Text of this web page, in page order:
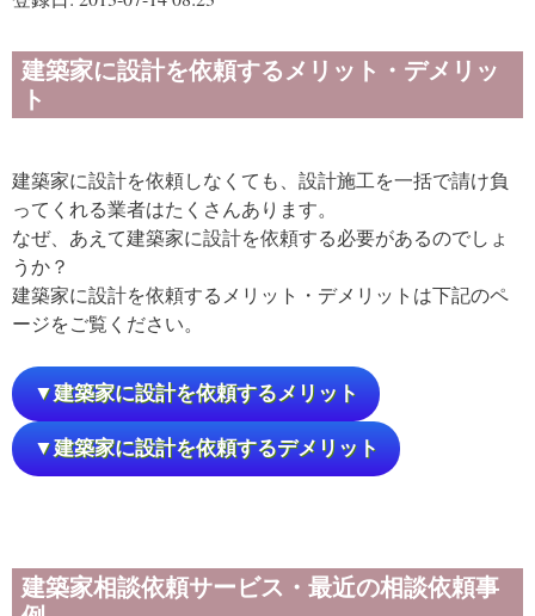
建築家に設計を依頼するメリット・デメリッ
ト
建築家に設計を依頼しなくても、設計施工を一括で請け負
ってくれる業者はたくさんあります。
なぜ、あえて建築家に設計を依頼する必要があるのでしょ
うか？
建築家に設計を依頼するメリット・デメリットは下記のペ
ージをご覧ください。
▼建築家に設計を依頼するメリット
▼建築家に設計を依頼するデメリット
建築家相談依頼サービス・最近の相談依頼事